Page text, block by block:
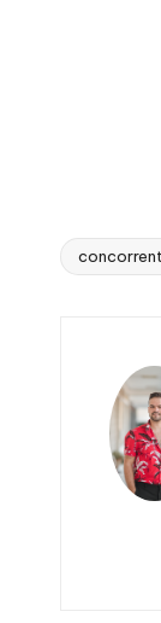
Tags: